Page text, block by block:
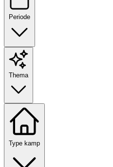
Periode
Thema
Type kamp